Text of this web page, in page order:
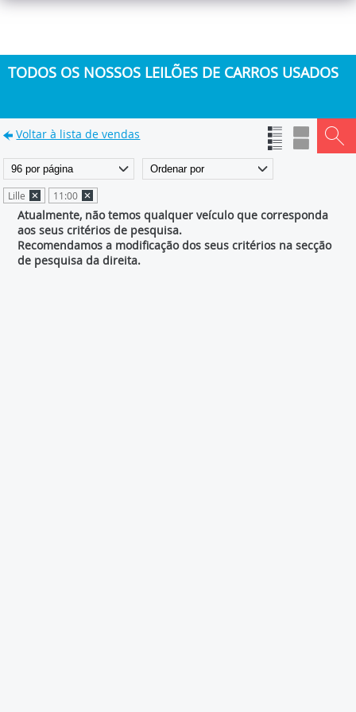
TODOS OS NOSSOS LEILÕES DE CARROS USADOS
Voltar à lista de vendas
Lille 11:00
Atualmente, não temos qualquer veículo que corresponda
aos seus critérios de pesquisa.
Recomendamos a modificação dos seus critérios na secção
de pesquisa da direita.